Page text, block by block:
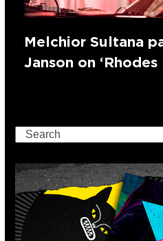
Melchior Sultana
Janson on
Search